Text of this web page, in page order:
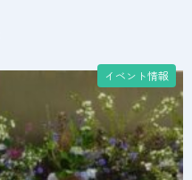
イベント情報